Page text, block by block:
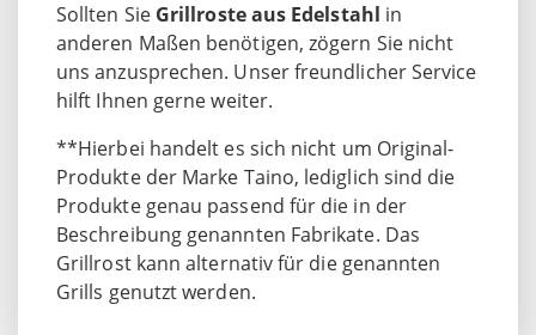
Sollten Sie Grillroste aus Edelstahl in
anderen Maßen benötigen, zögern Sie nicht
uns anzusprechen. Unser freundlicher Service
hilft Ihnen gerne weiter.
**Hierbei handelt es sich nicht um Original-
Produkte der Marke Taino, lediglich sind die
Produkte genau passend für die in der
Beschreibung genannten Fabrikate. Das
Grillrost kann alternativ für die genannten
Grills genutzt werden.